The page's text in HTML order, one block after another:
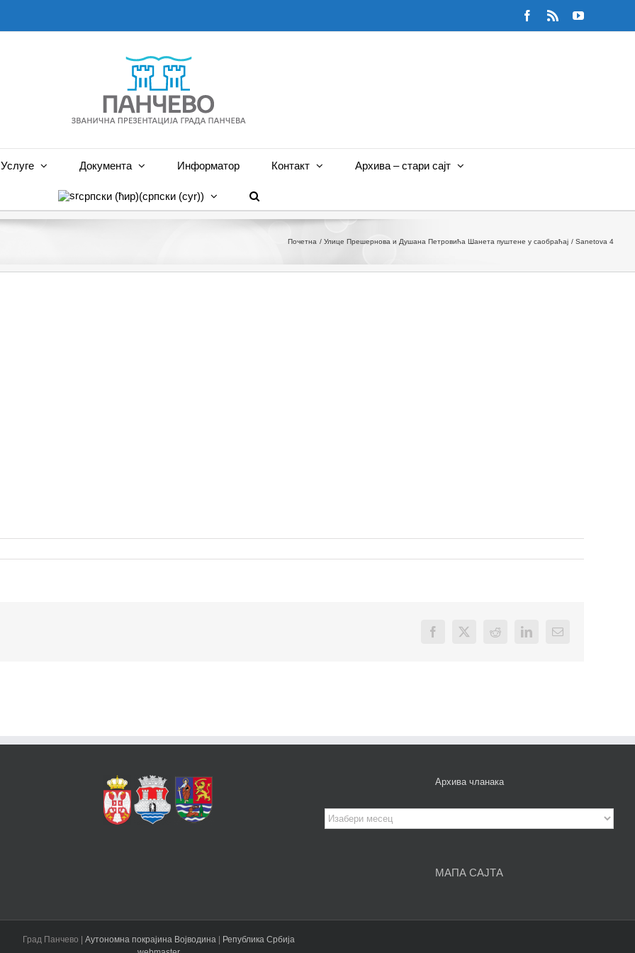
Facebook
Rss YouTube
Услуге Документа Информатор Контакт Архива – стари сајт
српски (ћир)(српски (cyr))
Почетна Улице Прешернова и Душана Петровића Шанета пуштене у саобраћај Sanetova 4
Facebook
X Reddit LinkedInEmail
Архива чланака
Архива
чланака
МАПА САЈТА
Град Панчево | Аутономна покрајина Војводина | Република Србија